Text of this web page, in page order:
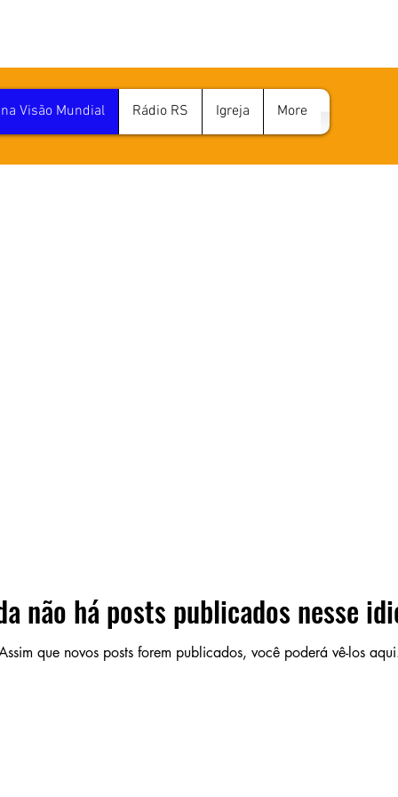
Visão Mundial Rádio RS Igreja More
não há posts publicados nesse
que novos posts forem publicados, você poderá vê-los